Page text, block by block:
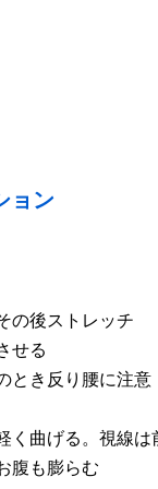
ョン
の後ストレッチ
せる
とき反り腰に注意
く曲げる。視線は
腹も膨らむ